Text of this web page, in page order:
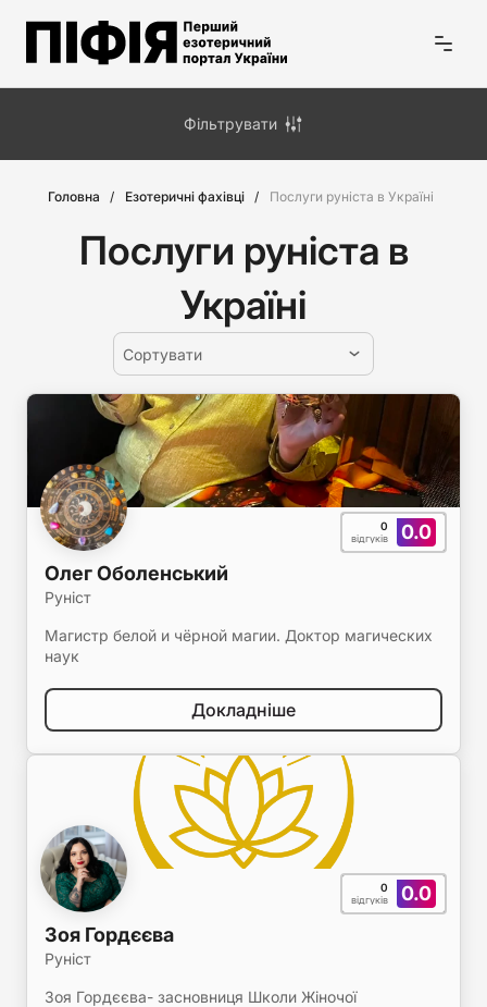
Головна Езотеричні фахівці Послуги руніста в Україні
Послуги руніста в
Україні
Сортувати
0.0
0
відгуків
Олег Оболенський
Руніст
Магистр белой и чёрной магии. Доктор магических
наук
Докладніше
0.0
0
відгуків
Зоя Гордєєва
Руніст
Зоя Гордєєва- засновниця Школи Жіночої
Фільтрувати